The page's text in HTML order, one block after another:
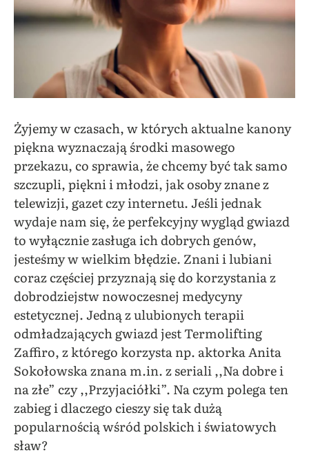
Żyjemy w czasach, w których aktualne kanony
piękna wyznaczają środki masowego
przekazu, co sprawia, że chcemy być tak samo
szczupli, piękni i młodzi, jak osoby znane z
telewizji, gazet czy internetu. Jeśli jednak
wydaje nam się, że perfekcyjny wygląd gwiazd
to wyłącznie zasługa ich dobrych genów,
jesteśmy w wielkim błędzie. Znani i lubiani
coraz częściej przyznają się do korzystania z
dobrodziejstw nowoczesnej medycyny
estetycznej. Jedną z ulubionych terapii
odmładzających gwiazd jest Termolifting
Zaffiro, z którego korzysta np. aktorka Anita
Sokołowska znana m.in. z seriali ,,Na dobre i
na złe” czy ,,Przyjaciółki”. Na czym polega ten
zabieg i dlaczego cieszy się tak dużą
popularnością wśród polskich i światowych
sław?